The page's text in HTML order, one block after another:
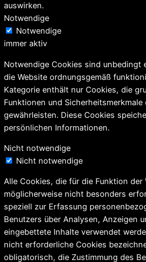
auswirken.
Notwendige
Notwendige
immer aktiv
Notwendige Cookies sind unbedingt
die Website ordnungsgemäß
Kategorie enthält nur Cookies, die
Funktionen und Sicherheitsmerkmale
gewährleisten. Diese Cookies
persönlichen Informationen.
Nicht notwendige
Nicht notwendige
Alle Cookies, die für die Funktion der
möglicherweise nicht besonders
speziell zur Erfassung
Benutzers über Analysen, Anzeigen
eingebettete Inhalte verwendet
nicht erforderliche Cookies
obligatorisch, die Zustimmung des